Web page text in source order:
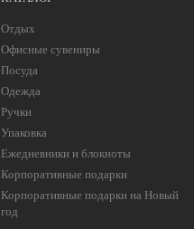
Отдых
Офисные сувениры
Посуда
Одежда
Ручки
Упаковка
Ежедневники и блокноты
Корпоративные подарки
Корпоративные подарки на Новый
год